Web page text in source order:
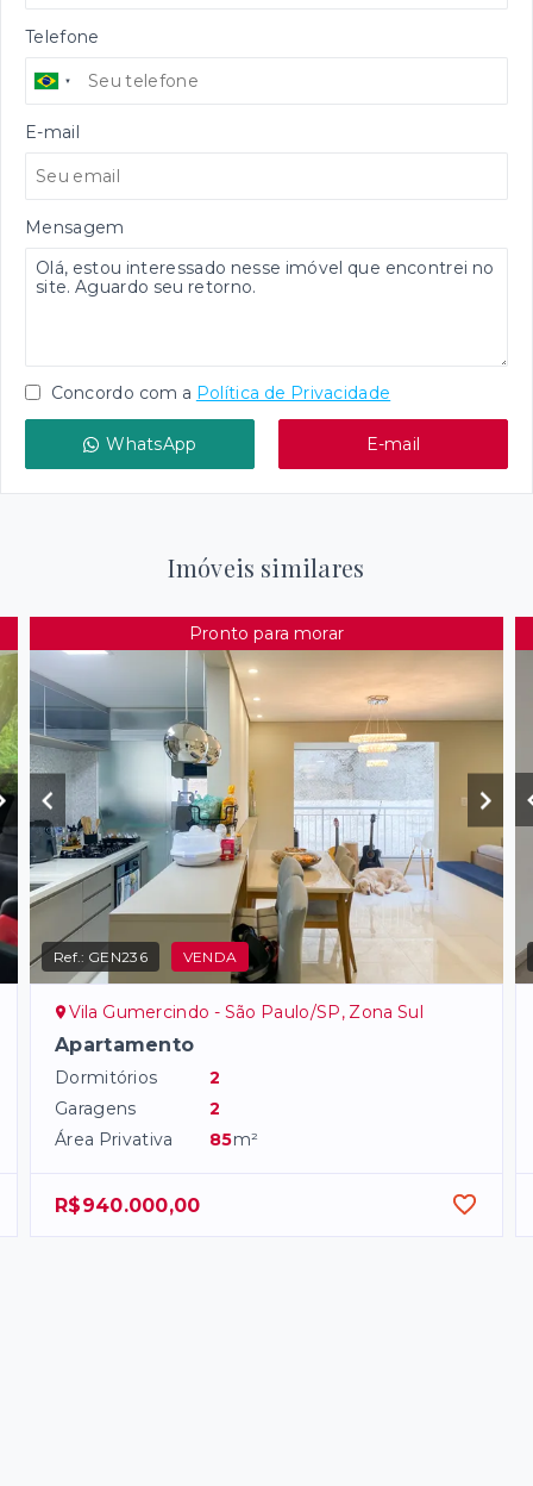
Telefone
E-mail
Mensagem
Concordo com a Política de Privacidade
WhatsApp E-mail
Imóveis similares
Pronto para morar
Ref.: GEN236 VENDA
Vila Gumercindo - São Paulo/SP, Zona Sul
Apartamento
Dormitórios
2
Garagens
2
Área Privativa
85m²
R$940.000,00